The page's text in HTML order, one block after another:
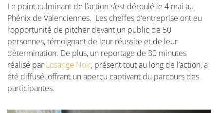
Le point culminant de l’action s’est déroulé le 4 mai au
Phénix de Valenciennes. Les cheffes d’entreprise ont eu
l’opportunité de pitcher devant un public de 50
personnes, témoignant de leur réussite et de leur
détermination. De plus, un reportage de 30 minutes
réalisé par Losange Noir, présent tout au long de l’action, a
été diffusé, offrant un aperçu captivant du parcours des
participantes.